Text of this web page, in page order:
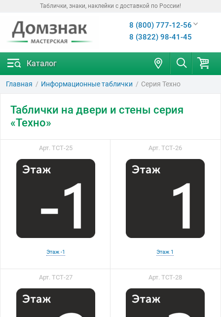
Таблички, знаки, наклейки с доставкой по России!
8 (800) 777-12-56
8 (3822) 98-41-45
Каталог
Главная Информационные таблички Серия Техно
Таблички на двери и стены серия
«Техно»
Арт. ТСТ-25
Этаж -1
Арт. ТСТ-26
Этаж 1
Арт. ТСТ-27 Арт. ТСТ-28